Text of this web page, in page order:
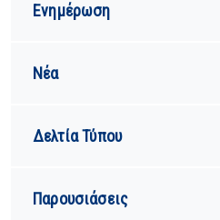
Ενημέρωση
Νέα
Δελτία Τύπου
Παρουσιάσεις